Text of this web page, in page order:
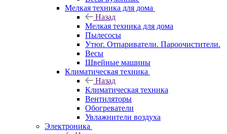
Мелкая техника для дома
Назад
Мелкая техника для дома
Пылесосы
Утюг. Отпариватели. Пароочистители.
Весы
Швейные машины
Климатическая техника
Назад
Климатическая техника
Вентиляторы
Обогреватели
Увлажнители воздуха
Электроника